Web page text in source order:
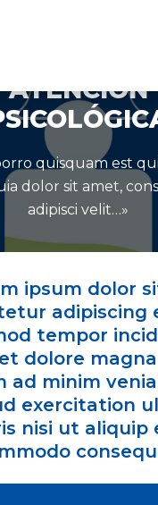
ATENCIÓN
quisquam est
dolor sit amet,
adipisci velit…»
ipsum dolor
adipiscing
tempor
dolore
ad minim
exercitation
nisi ut aliquip